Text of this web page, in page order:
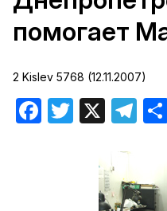
помогает
2 Kislev 5768 (12.11.2007)
Facebook
Twitter